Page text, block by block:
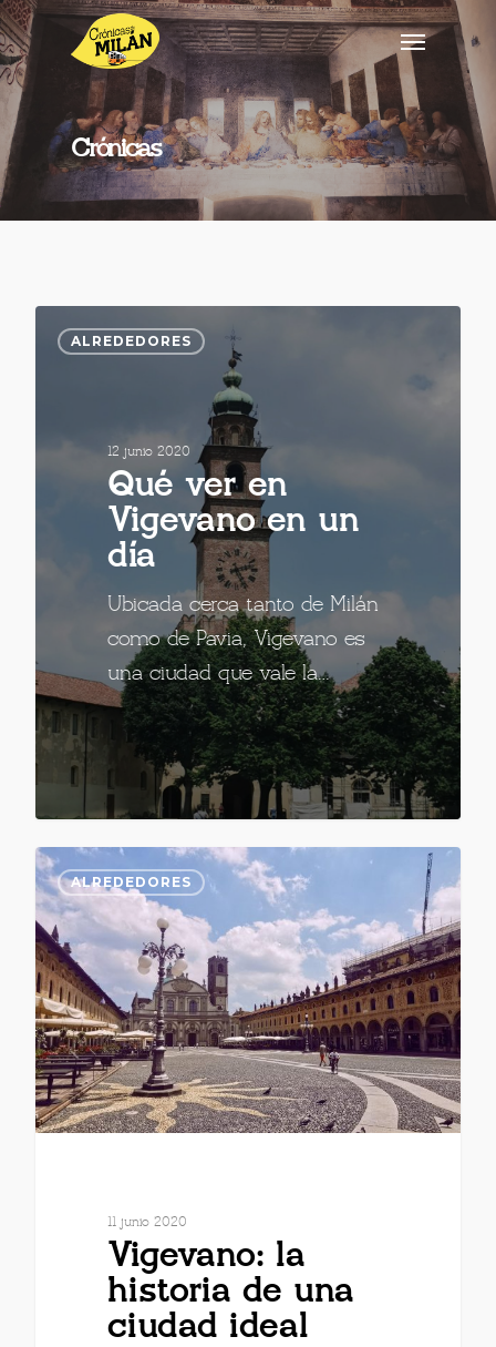
Crónicas
ALREDEDORES
12 junio 2020
Qué ver en
Vigevano en un
día
Ubicada cerca tanto de Milán
como de Pavia, Vigevano es
una ciudad que vale la…
ALREDEDORES
11 junio 2020
Vigevano: la
historia de una
ciudad ideal